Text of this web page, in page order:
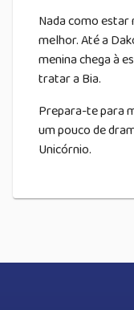
Nada como
melhor. Até a
menina chega à
tratar a Bia.
Prepara-te para
um pouco de
Unicórnio.